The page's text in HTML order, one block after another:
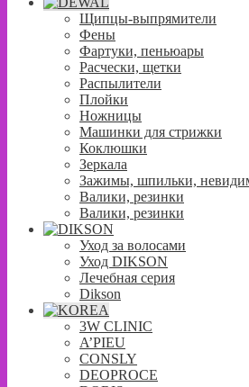
Щипцы-выпрямители
Фены
Фартуки, пеньюары
Расчески, щетки
Распылители
Плойки
Ножницы
Машинки для стрижки
Коклюшки
Зеркала
Зажимы, шпильки,
Валики, резинки
Валики, резинки
Уход за волосами
Уход DIKSON
Лечебная серия
Dikson
3W CLINIC
A’PIEU
CONSLY
DEOPROCE